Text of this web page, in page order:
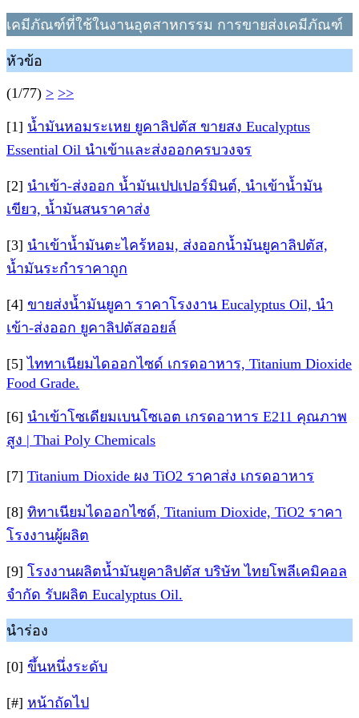
เคมีภัณฑ์ที่ใช้ในงานอุตสาหกรรม การขายส่งเคมีภัณฑ์
หัวข้อ
(1/77) > >>
[1] น้ำมันหอมระเหย ยูคาลิปตัส ขายสง Eucalyptus
Essential Oil นำเข้าและส่งออกครบวงจร
[2] นำเข้า-ส่งออก น้ำมันเปปเปอร์มินต์, นำเข้าน้ำมัน
เขียว, น้ำมันสนราคาส่ง
[3] นำเข้าน้ำมันตะไคร้หอม, ส่งออกน้ำมันยูคาลิปตัส,
น้ำมันระกำราคาถูก
[4] ขายส่งน้ำมันยูคา ราคาโรงงาน Eucalyptus Oil, นำ
เข้า-ส่งออก ยูคาลิปตัสออยล์
[5] ไททาเนียมไดออกไซด์ เกรดอาหาร, Titanium Dioxide
Food Grade.
[6] นำเข้าโซเดียมเบนโซเอต เกรดอาหาร E211 คุณภาพ
สูง | Thai Poly Chemicals
[7] Titanium Dioxide ผง TiO2 ราคาส่ง เกรดอาหาร
[8] ทิทาเนียมไดออกไซด์, Titanium Dioxide, TiO2 ราคา
โรงงานผู้ผลิต
[9] โรงงานผลิตน้ำมันยูคาลิปตัส บริษัท ไทยโพลีเคมิคอล
จำกัด รับผลิต Eucalyptus Oil.
นำร่อง
[0] ขึ้นหนึ่งระดับ
[#] หน้าถัดไป